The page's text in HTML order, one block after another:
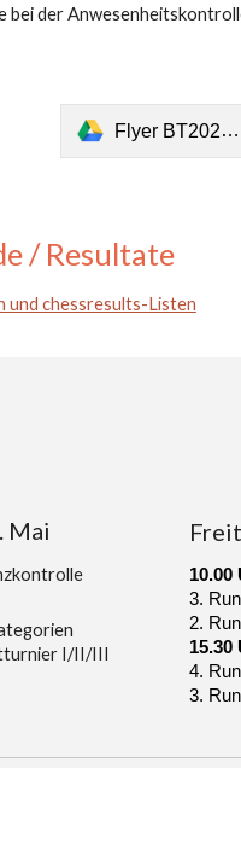
bei der
Flyer BT2023 quer.pdf
/ Resultate
und chessresults-Listen
Mai
I/II/III
10.00
3.
2.
15.30
4.
3.